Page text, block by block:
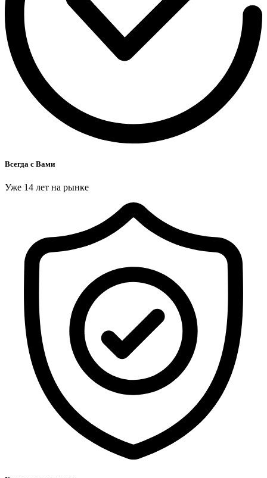
Всегда с Вами
Уже 14 лет на рынке